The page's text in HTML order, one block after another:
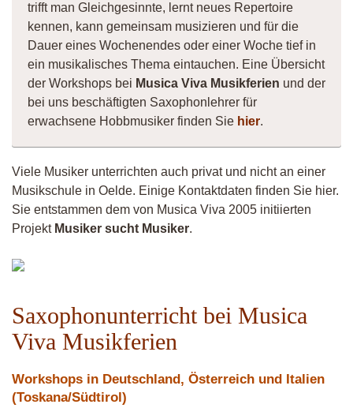
trifft man Gleichgesinnte, lernt neues Repertoire
kennen, kann gemeinsam musizieren und für die
Dauer eines Wochenendes oder einer Woche tief in
ein musikalisches Thema eintauchen. Eine Übersicht
der Workshops bei Musica Viva Musikferien und der
bei uns beschäftigten Saxophonlehrer für
erwachsene Hobbmusiker finden Sie hier.
Viele Musiker unterrichten auch privat und nicht an einer
Musikschule in Oelde. Einige Kontaktdaten finden Sie hier.
Sie entstammen dem von Musica Viva 2005 initiierten
Projekt Musiker sucht Musiker.
Saxophonunterricht bei Musica
Viva Musikferien
Workshops in Deutschland, Österreich und Italien
(Toskana/Südtirol)